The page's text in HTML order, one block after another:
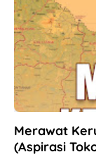
Merawat
(Aspirasi